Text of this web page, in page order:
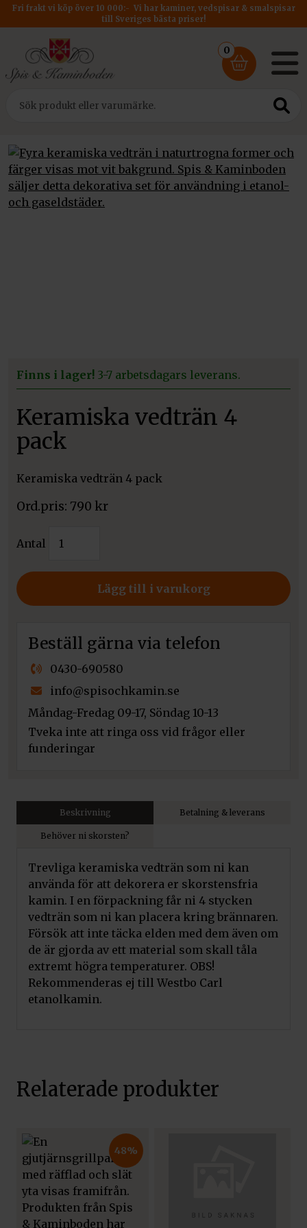
Fri frakt vi köp över 10 000:- Vi har kaminer, vedspisar & smalspisar
till Sveriges bästa priser!
0
Finns i lager! 3-7 arbetsdagars leverans.
Keramiska vedträn 4
pack
Keramiska vedträn 4 pack
790 kr
Antal
vedträn
Lägg till i varukorg
Beställ gärna via telefon
0430-690580
info@spisochkamin.se
Måndag-Fredag 09-17, Söndag 10-13
Tveka inte att ringa oss vid frågor eller
funderingar
Beskrivning Betalning & leverans
Behöver ni skorsten?
Trevliga keramiska vedträn som ni kan
använda för att dekorera er skorstensfria
kamin. I en förpackning får ni 4 stycken
vedträn som ni kan placera kring brännaren.
Försök att inte täcka elden med dem även om
de är gjorda av ett material som skall tåla
extremt högra temperaturer. OBS!
Rekommenderas ej till Westbo Carl
etanolkamin.
Relaterade produkter
48%